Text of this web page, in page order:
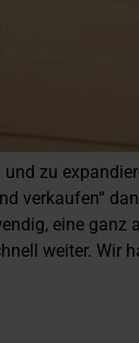
zu
verkaufen“
eine ganz
weiter. Wir